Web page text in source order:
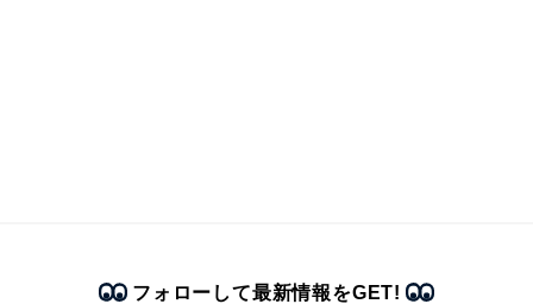
フォローして最新情報をGET!